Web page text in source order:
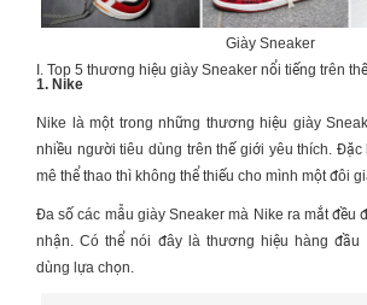
Giày Sneaker
I. Top 5 thương hiệu giày Sneaker nổi tiếng trên
1. Nike
Nike là một trong những thương hiệu giày
nhiều người tiêu dùng trên thế giới yêu thích. Đặc
mê thể thao thì không thể thiếu cho mình một đôi
Đa số các mẫu giày Sneaker mà Nike ra mắt đều
nhận. Có thể nói đây là thương hiệu hàng đầu
dùng lựa chọn.